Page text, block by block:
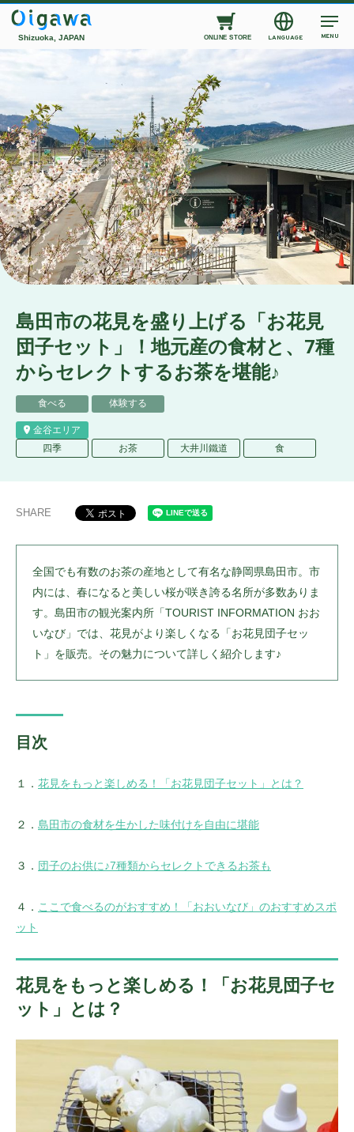
Shizuoka, JAPAN ONLINE STORE LANGUAGE MENU
島田市の花見を盛り上げる「お花見
団子セット」！地元産の食材と、7種
からセレクトするお茶を堪能♪
食べる 体験する
金谷エリア
四季
お茶 大井川鐵道 食
SHARE
全国でも有数のお茶の産地として有名な静岡県島田市。市
内には、春になると美しい桜が咲き誇る名所が多数ありま
す。島田市の観光案内所「TOURIST INFORMATION おお
いなび」では、花見がより楽しくなる「お花見団子セッ
ト」を販売。その魅力について詳しく紹介します♪
目次
１． 花見をもっと楽しめる！「お花見団子セット」とは？
２． 島田市の食材を生かした味付けを自由に堪能
３． 団子のお供に♪7種類からセレクトできるお茶も
４． ここで食べるのがおすすめ！「おおいなび」のおすすめスポ
ット
花見をもっと楽しめる！「お花見団子セ
ット」とは？